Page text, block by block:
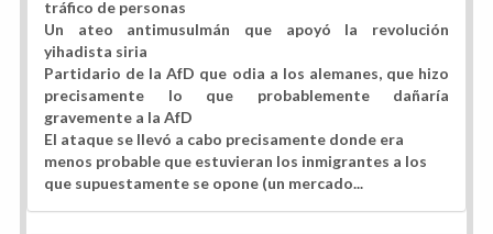
tráfico de personas
Un ateo antimusulmán que apoyó la revolución
yihadista siria
Partidario de la AfD que odia a los alemanes, que hizo
precisamente lo que probablemente dañaría
gravemente a la AfD
El ataque se llevó a cabo precisamente donde era
menos probable que estuvieran los inmigrantes a los
que supuestamente se opone (un mercado...